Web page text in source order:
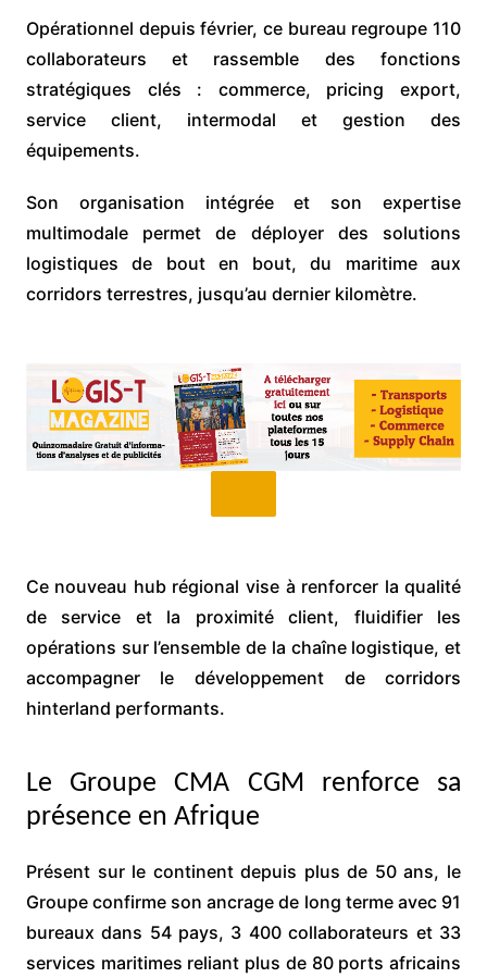
Opérationnel depuis février, ce bureau regroupe 110
collaborateurs et rassemble des fonctions
stratégiques clés : commerce, pricing export,
service client, intermodal et gestion des
équipements.
Son organisation intégrée et son expertise
multimodale permet de déployer des solutions
logistiques de bout en bout, du maritime aux
corridors terrestres, jusqu’au dernier kilomètre.
Ce nouveau hub régional vise à renforcer la qualité
de service et la proximité client, fluidifier les
opérations sur l’ensemble de la chaîne logistique, et
accompagner le développement de corridors
hinterland performants.
Le Groupe CMA CGM renforce sa
présence en Afrique
Présent sur le continent depuis plus de 50 ans, le
Groupe confirme son ancrage de long terme avec 91
bureaux dans 54 pays, 3 400 collaborateurs et 33
services maritimes reliant plus de 80 ports africains